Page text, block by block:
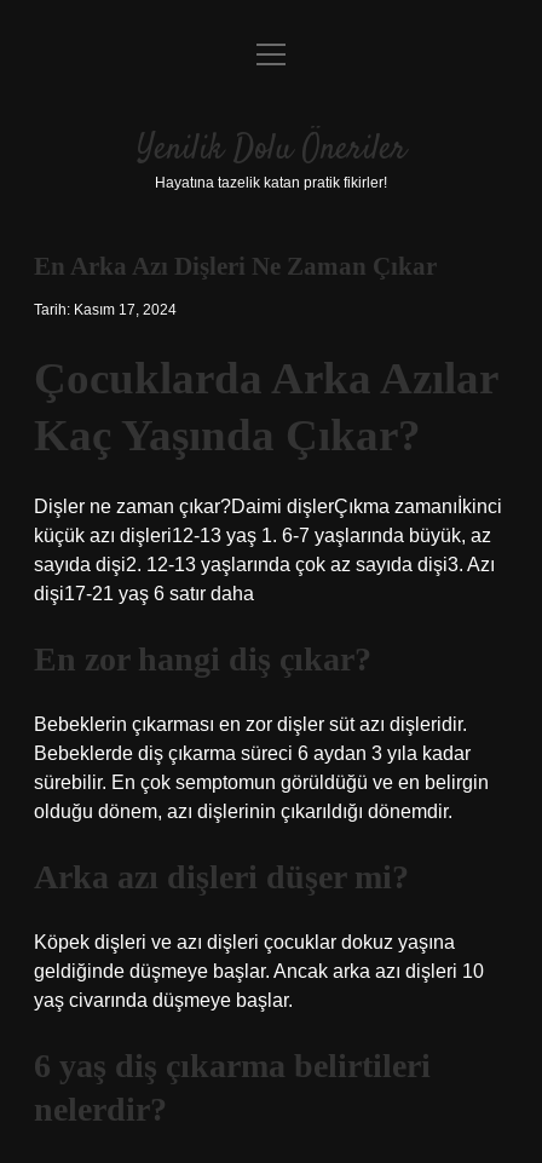
Anasayfa
Yasal Uyarı
menüyü
Yenilik Dolu Öneriler
Hayatına tazelik katan pratik fikirler!
En Arka Azı Dişleri Ne Zaman Çıkar
Tarih: Kasım 17, 2024
Çocuklarda Arka Azılar
Kaç Yaşında Çıkar?
Dişler ne zaman çıkar?Daimi dişlerÇıkma zamanıİkinci
küçük azı dişleri12-13 yaş 1. 6-7 yaşlarında büyük, az
sayıda dişi2. 12-13 yaşlarında çok az sayıda dişi3. Azı
dişi17-21 yaş 6 satır daha
En zor hangi diş çıkar?
Bebeklerin çıkarması en zor dişler süt azı dişleridir.
Bebeklerde diş çıkarma süreci 6 aydan 3 yıla kadar
sürebilir. En çok semptomun görüldüğü ve en belirgin
olduğu dönem, azı dişlerinin çıkarıldığı dönemdir.
Arka azı dişleri düşer mi?
Köpek dişleri ve azı dişleri çocuklar dokuz yaşına
geldiğinde düşmeye başlar. Ancak arka azı dişleri 10
yaş civarında düşmeye başlar.
6 yaş diş çıkarma belirtileri
nelerdir?